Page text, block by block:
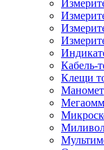
Кабель-
Клещи